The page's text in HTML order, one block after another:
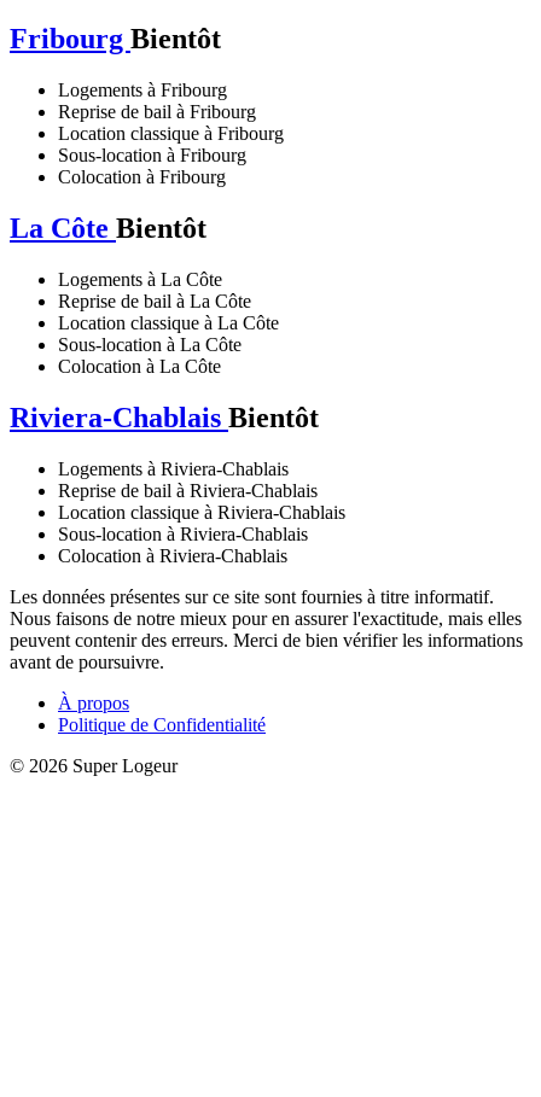
Fribourg Bientôt
Logements à Fribourg
Reprise de bail à Fribourg
Location classique à Fribourg
Sous-location à Fribourg
Colocation à Fribourg
La Côte Bientôt
Logements à La Côte
Reprise de bail à La Côte
Location classique à La Côte
Sous-location à La Côte
Colocation à La Côte
Riviera-Chablais Bientôt
Logements à Riviera-Chablais
Reprise de bail à Riviera-Chablais
Location classique à Riviera-Chablais
Sous-location à Riviera-Chablais
Colocation à Riviera-Chablais
Les données présentes sur ce site sont fournies à titre informatif.
Nous faisons de notre mieux pour en assurer l'exactitude, mais elles
peuvent contenir des erreurs. Merci de bien vérifier les informations
avant de poursuivre.
À propos
Politique de Confidentialité
© 2026 Super Logeur